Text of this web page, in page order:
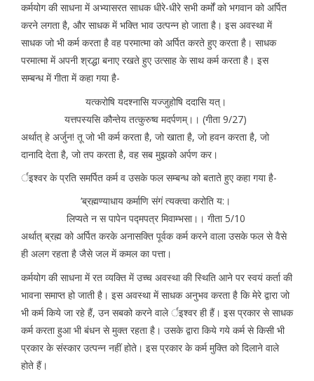
कर्मयोग की साधना में अभ्यासरत साधक धीरे-धीरे सभी कर्मों को भगवान को अर्पित
करने लगता है, और साधक में भक्ति भाव उत्पन्न हो जाता है। इस अवस्था में
साधक जो भी कर्म करता है वह परमात्मा को अर्पित करते हुए करता है। साधक
परमात्मा में अपनी श्रद्धा बनाए रखते हुए उत्साह के साथ कर्म करता है। इस
सम्बन्ध में गीता में कहा गया है-
यत्करोषि यदश्नासि यज्जुहोषि ददासि यत्।
यत्तपस्यसि कौन्तेय तत्कुरुष्व मदर्पणम्।। (गीता 9/27)
अर्थात् हे अर्जुन! तू जो भी कर्म करता है, जो खाता है, जो हवन करता है, जो
दानादि देता है, जो तप करता है, वह सब मुझको अर्पण कर।
र्इश्वर के प्रति समर्पित कर्म व उसके फल सम्बन्ध को बताते हुए कहा गया है-
‘ब्रह्मण्याधाय कर्माणि संगं त्यक्त्वा करोति य:।
लिप्यते न स पापेन पद्मपत्र मिवाम्भसा।। गीता 5/10
अर्थात् ब्रह्म को अर्पित करके अनासक्ति पूर्वक कर्म करने वाला उसके फल से वैसे
ही अलग रहता है जैसे जल में कमल का पत्ता।
कर्मयोग की साधना में रत व्यक्ति में उच्च अवस्था की स्थिति आने पर स्वयं कर्ता की
भावना समाप्त हो जाती है। इस अवस्था में साधक अनुभव करता है कि मेरे द्वारा जो
भी कर्म किये जा रहे हैं, उन सबको करने वाले र्इश्वर ही हैं। इस प्रकार से साधक
कर्म करता हुआ भी बंधन से मुक्त रहता है। उसके द्वारा किये गये कर्म से किसी भी
प्रकार के संस्कार उत्पन्न नहीं होते। इस प्रकार के कर्म मुक्ति को दिलाने वाले
होते हैं।